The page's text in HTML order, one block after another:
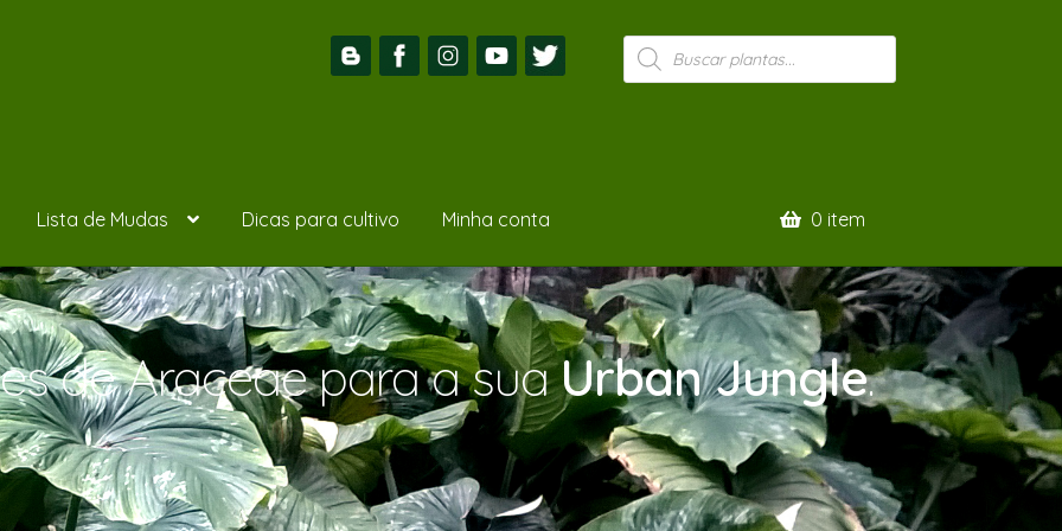
Pesquisar
produtos
Lista de Mudas Dicas para cultivo Minha conta 0 item
de Araceae para a suaUrban Jungle.